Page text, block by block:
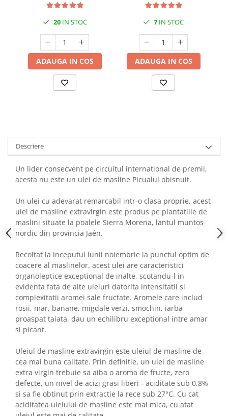
20IN STOC
ADAUGA IN COS
7 IN STOC
ADAUGA IN COS
Descriere
Un lider consecvent pe circuitul international de premii,
acesta nu este un ulei de masline Picualul obisnuit.
Un ulei cu adevarat remarcabil intr-o clasa proprie, acest
ulei de masline extravirgin este produs pe plantatiile de
maslini situate la poalele Sierra Morena, lantul muntos
nordic din provincia Jaén.
Recoltat la inceputul lunii noiembrie la punctul optim de
coacere al maslinelor, acest ulei are caracteristici
organoleptice exceptional de inalte, scotandu-l in
evidenta fata de alte uleiuri datorita intensitatii si
complexitatii aromei sale fructate. Aromele care includ
rosii, mar, banane, migdale verzi, smochin, iarba
proaspat taiata, dau un echilibru exceptional intre amar
si picant.
Uleiul de masline extravirgin este uleiul de masline de
cea mai buna calitate. Prin definitie, un ulei de masline
extra virgin trebuie sa aiba o aroma de fructe, zero
defecte, un nivel de acizi grasi liberi - aciditate sub 0,8%
si sa fie obtinut prin extractie la rece sub 27°C. Cu cat
aciditatea uleiului de masline este mai mica, cu atat